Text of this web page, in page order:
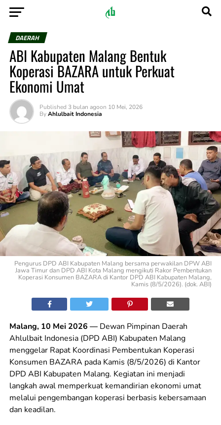
DAERAH
ABI Kabupaten Malang Bentuk
Koperasi BAZARA untuk Perkuat
Ekonomi Umat
Published 3 bulan agoon 10 Mei, 2026
By Ahlulbait Indonesia
Pengurus DPD ABI Kabupaten Malang bersama perwakilan DPW ABI
Jawa Timur dan DPD ABI Kota Malang mengikuti Rakor Pembentukan
Koperasi Konsumen BAZARA di Kantor DPD ABI Kabupaten Malang,
Kamis (8/5/2026). (dok. ABI)
Malang, 10 Mei 2026 —Dewan Pimpinan Daerah
Ahlulbait Indonesia (DPD ABI) Kabupaten Malang
menggelar Rapat Koordinasi Pembentukan Koperasi
Konsumen BAZARA pada Kamis (8/5/2026) di Kantor
DPD ABI Kabupaten Malang. Kegiatan ini menjadi
langkah awal memperkuat kemandirian ekonomi umat
melalui pengembangan koperasi berbasis kebersamaan
dan keadilan.